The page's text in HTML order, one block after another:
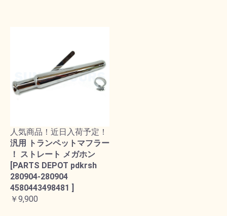
人気商品！近日入荷予定！
汎用 トランペットマフラー
！ ストレート メガホン
[PARTS DEPOT pdkrsh
280904-280904
4580443498481 ]
￥9,900